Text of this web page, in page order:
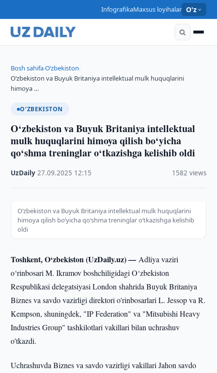
InfografikaMaxsus loyihalar O'z
Bosh sahifa›O‘zbekiston›
O‘zbekiston va Buyuk Britaniya intellektual mulk huquqlarini
himoya …
O‘ZBEKISTON
O‘zbekiston va Buyuk Britaniya intellektual
mulk huquqlarini himoya qilish bo‘yicha
qo‘shma treninglar o‘tkazishga kelishib oldi
UzDaily ·27.09.2025 12:15 1582 views
O‘zbekiston va Buyuk Britaniya intellektual mulk huquqlarini
himoya qilish bo‘yicha qo‘shma treninglar o‘tkazishga kelishib
oldi
Toshkent, O‘zbekiston (UzDaily.uz) —Adliya vaziri
o‘rinbosari M. Ikramov boshchiligidagi O‘zbekiston
Respublikasi delegatsiyasi London shahrida Buyuk Britaniya
Biznes va savdo vazirligi direktori o'rinbosarlari L. Jessop va R.
Kempson, shuningdek, "IP Federation" va "Mitsubishi Heavy
Industries Group" tashkilotlari vakillari bilan uchrashuv
o'tkazdi.
Uchrashuvda Biznes va savdo vazirligi vakillari Jahon savdo